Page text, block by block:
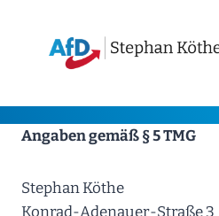
springen
Angaben gemäß § 5 TMG
Stephan Köthe
Konrad-Adenauer-Straße 3